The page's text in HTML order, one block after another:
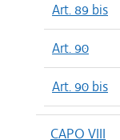
Art. 89 bis
Art. 90
Art. 90 bis
CAPO VIII